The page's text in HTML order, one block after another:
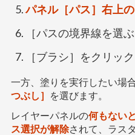
パネル［パス］右上の
［パスの境界線を選
［ブラシ］をクリック
一方、塗りを実行したい場合
つぶし］
を選びます。
レイヤーパネルの何もない
ス選択が解除されて、ラス